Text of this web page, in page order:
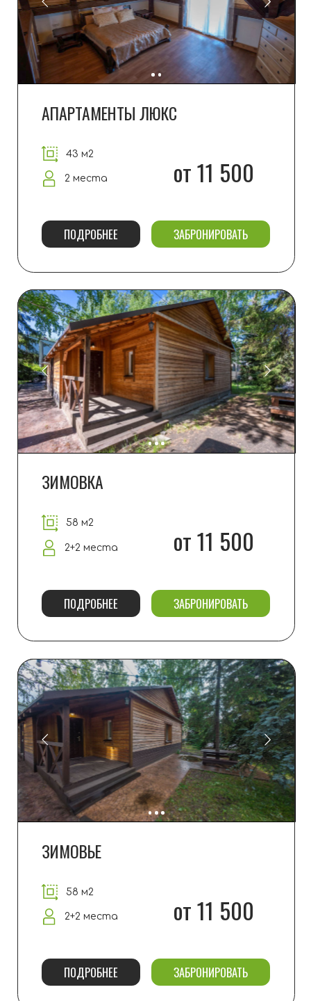
от 11 500
2+2 места
58 м2
ЗАБРОНИРОВАТЬ
ПОДРОБНЕЕ
ЗИМОВЬЕ
от 11 500
2+2 места
ЗИМОВКА
ЗАБРОНИРОВАТЬ
ПОДРОБНЕЕ
КУРЕНЬ